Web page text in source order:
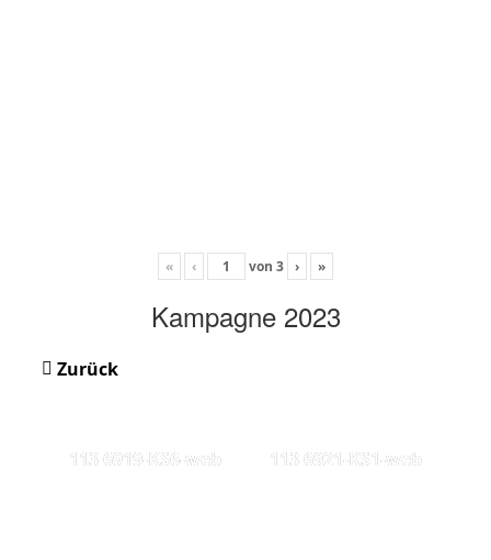
« ‹ von 3 › »
Kampagne 2023
Zurück
113 6919-KS6-web 113 6921-KS1-web